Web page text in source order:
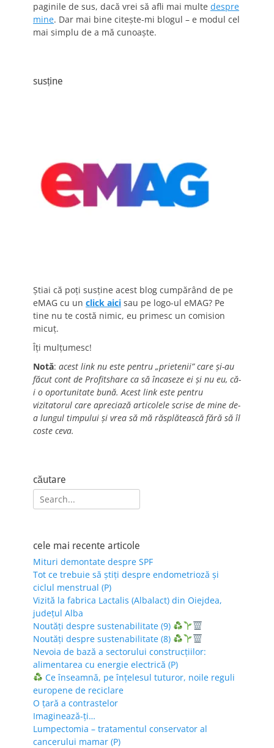
paginile de sus, dacă vrei să afli mai multe despre
mine. Dar mai bine citește-mi blogul – e modul cel
mai simplu de a mă cunoaște.
susține
Știai că poți susține acest blog cumpărând de pe
eMAG cu un click aici sau pe logo-ul eMAG? Pe
tine nu te costă nimic, eu primesc un comision
micuț.
Îți mulțumesc!
Notă: acest link nu este pentru „prietenii” care și-au
făcut cont de Profitshare ca să încaseze ei și nu eu, că-
i o oportunitate bună. Acest link este pentru
vizitatorul care apreciază articolele scrise de mine de-
a lungul timpului și vrea să mă răsplătească fără să îl
coste ceva.
căutare
Search
for:
cele mai recente articole
Mituri demontate despre SPF
Tot ce trebuie să știți despre endometrioză și
ciclul menstrual (P)
Vizită la fabrica Lactalis (Albalact) din Oiejdea,
județul Alba
Noutăți despre sustenabilitate (9)
Noutăți despre sustenabilitate (8)
Nevoia de bază a sectorului construcțiilor:
alimentarea cu energie electrică (P)
Ce înseamnă, pe înțelesul tuturor, noile reguli
europene de reciclare
O țară a contrastelor
Imaginează-ți…
Lumpectomia – tratamentul conservator al
cancerului mamar (P)